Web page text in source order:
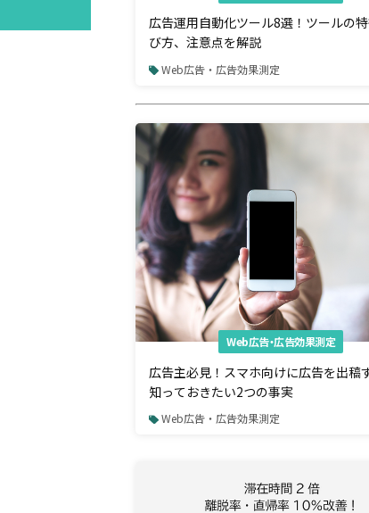
広告運用自動化ツール8選！ツールの
び方、注意点を解説
Web広告・広告効果測定
Web広告・広告効果測定
広告主必見！スマホ向けに広告を出稿
知っておきたい2つの事実
Web広告・広告効果測定